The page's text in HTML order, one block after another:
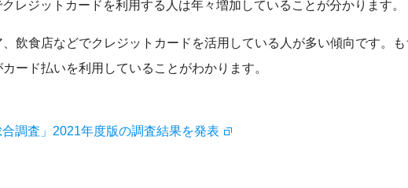
レジットカードを利用する人は年々増加していることが分かります。
飲食店などでクレジットカードを活用している人が多い傾向です。
ード払いを利用していることがわかります。
調査」2021年度版の調査結果を発表